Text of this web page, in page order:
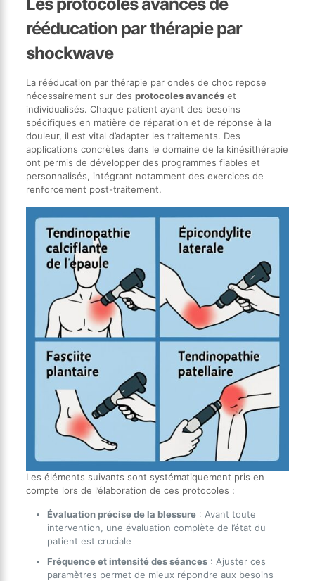
rééducation par thérapie par
shockwave
La rééducation par thérapie par ondes de choc repose
nécessairement sur des protocoles avancéset
individualisés. Chaque patient ayant des besoins
spécifiques en matière de réparation et de réponse à la
douleur, il est vital d’adapter les traitements. Des
applications concrètes dans le domaine de la kinésithérapie
ont permis de développer des programmes fiables et
personnalisés, intégrant notamment des exercices de
renforcement post-traitement.
Les éléments suivants sont systématiquement pris en
compte lors de l’élaboration de ces protocoles :
Évaluation précise de la blessure: Avant toute
intervention, une évaluation complète de l’état du
patient est cruciale
Fréquence et intensité des séances: Ajuster ces
paramètres permet de mieux répondre aux besoins